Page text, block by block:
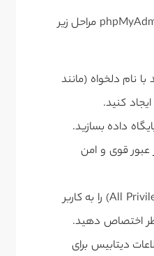
برای ساخت دیتابیس در phpMyAdmin مراحل زیر
نام دلخواه (مانند
داده بسازید.
عبور قوی و امن
دسترسی کامل (All Privileges) را به کاربر
اختصاص دهید.
دیتابیس برای